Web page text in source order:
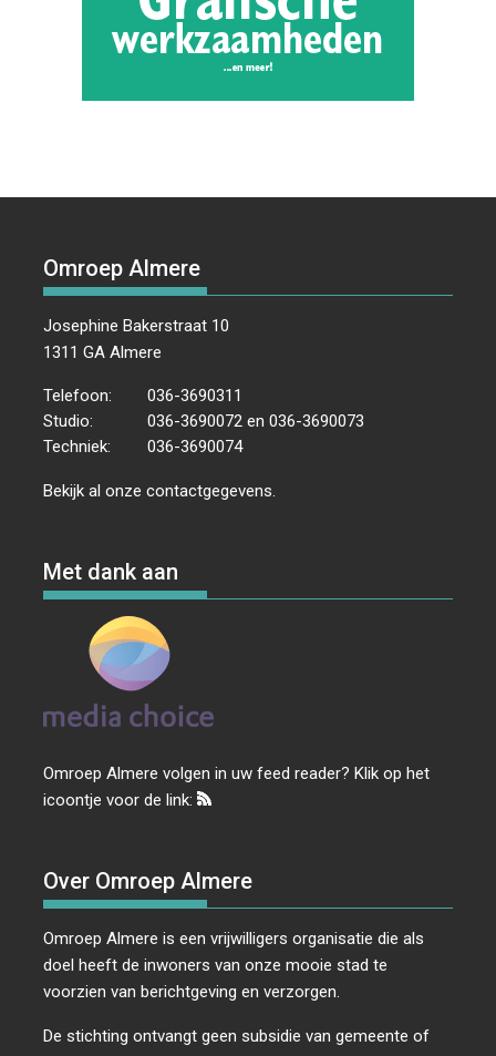
Omroep Almere
Josephine Bakerstraat 10
1311 GA Almere
Telefoon:
036-3690311
Studio:
036-3690072 en 036-3690073
Techniek:
036-3690074
Bekijk al onzecontactgegevens
Met dank aan
Omroep Almere volgen in uw feed reader? Klik op het
icoontje voor de link:
Over Omroep Almere
Omroep Almere is een vrijwilligers organisatie die als
doel heeft de inwoners van onze mooie stad te
voorzien van berichtgeving en verzorgen.
De stichting ontvangt geen subsidie van gemeente of